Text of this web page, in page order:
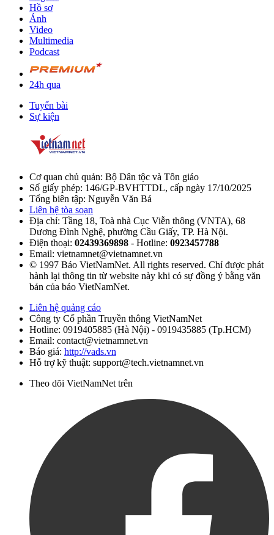
Hồ sơ
Ảnh
Video
Multimedia
Podcast
24h qua
Tuyến bài
Sự kiện
Cơ quan chủ quản: Bộ Dân tộc và Tôn giáo
Số giấy phép: 146/GP-BVHTTDL, cấp ngày 17/10/2025
Tổng biên tập: Nguyễn Văn Bá
Liên hệ tòa soạn
Địa chỉ: Tầng 18, Toà nhà Cục Viễn thông (VNTA), 68
Dương Đình Nghệ, phường Cầu Giấy, TP. Hà Nội.
Điện thoại: 02439369898 - Hotline: 0923457788
Email: vietnamnet@vietnamnet.vn
© 1997 Báo VietNamNet. All rights reserved. Chỉ được phát
hành lại thông tin từ website này khi có sự đồng ý bằng văn
bản của báo VietNamNet.
Liên hệ quảng cáo
Công ty Cổ phần Truyền thông VietNamNet
Hotline: 0919405885 (Hà Nội) - 0919435885 (Tp.HCM)
Email: contact@vietnamnet.vn
Báo giá: http://vads.vn
Hỗ trợ kỹ thuật: support@tech.vietnamnet.vn
Theo dõi VietNamNet trên